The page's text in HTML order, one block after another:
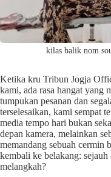
kilas balik nom
Ketika kru Tribun Jogja
kami, ada rasa hangat yang
tumpukan pesanan dan
terselesaikan, kami sempat
media tempo hari bukan
depan kamera, melainkan
memandang sebuah cermin
kembali ke belakang:
melangkah?